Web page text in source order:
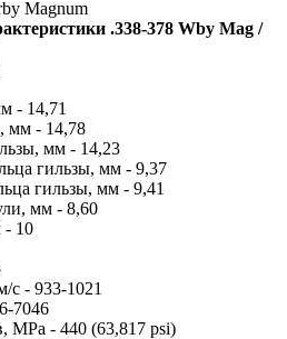
.338-378 Wby Mag /
- 14,71
мм - 14,78
мм - 14,23
гильзы, мм - 9,37
гильзы, мм - 9,41
мм - 8,60
- 10
с - 933-1021
7046
МРа - 440 (63,817 psi)